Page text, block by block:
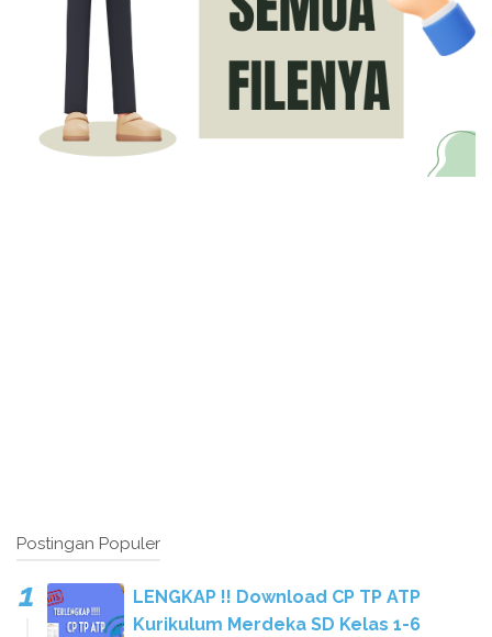
Postingan Populer
LENGKAP !! Download CP TP ATP
Kurikulum Merdeka SD Kelas 1-6